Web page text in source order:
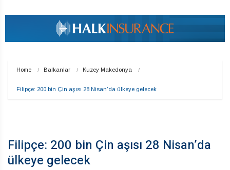
Home Balkanlar Kuzey Makedonya
Filipçe: 200 bin Çin aşısı 28 Nisan’da ülkeye gelecek
Filipçe: 200 bin Çin aşısı 28 Nisan’da
ülkeye gelecek